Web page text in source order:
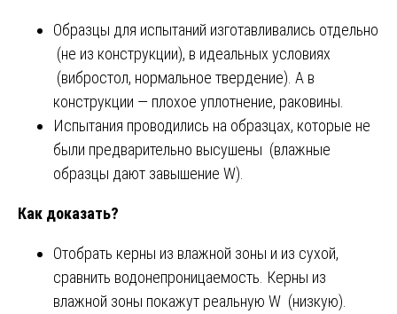
Образцы для испытаний изготавливались отдельно
(не из конструкции), в идеальных условиях
(вибростол, нормальное твердение). А в
конструкции — плохое уплотнение, раковины.
Испытания проводились на образцах, которые не
были предварительно высушены (влажные
образцы дают завышение W).
Как доказать?
Отобрать керны из влажной зоны и из сухой,
сравнить водонепроницаемость. Керны из
влажной зоны покажут реальную W (низкую).